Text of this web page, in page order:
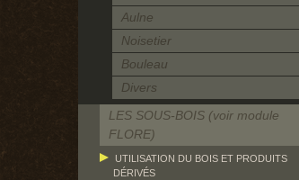
Aulne
Noisetier
Bouleau
Divers
LES SOUS-BOIS (voir module
FLORE)
UTILISATION DU BOIS ET PRODUITS
DÉRIVÉS